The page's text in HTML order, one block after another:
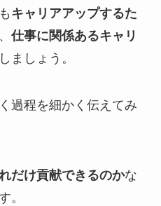
キャリアアップするた
仕事に関係あるキャリ
ましょう。
過程を細かく伝えてみ
だけ貢献できるのかな
。